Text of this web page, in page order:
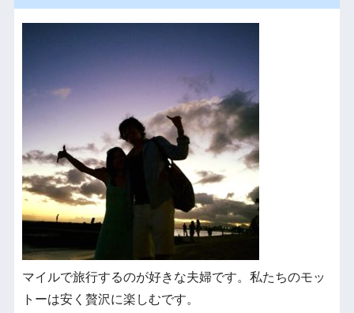
マイルで旅行するのが好きな夫婦です。私たちのモッ
トーは安く贅沢に楽しむです。